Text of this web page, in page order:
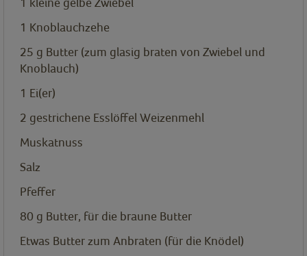
1 Knoblauchzehe
25 g Butter (zum glasig braten von Zwiebel und
Knoblauch)
1 Ei(er)
2 gestrichene Esslöffel Weizenmehl
Muskatnuss
Salz
Pfeffer
80 g Butter, für die braune Butter
Etwas Butter zum Anbraten (für die Knödel)